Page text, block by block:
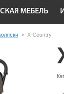
МЕБЕЛЬ
> X-Country